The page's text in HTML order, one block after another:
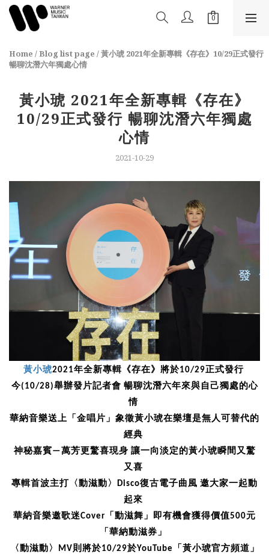
Home / Blog list page /黃小琥 2021年全新專輯《存在》10/29正式發行
暢聊沈潛六年獨處心情
黃小琥 2021年全新專輯《存在》
10/29正式發行 暢聊沈潛六年獨處
心情
2021-10-29
黃小琥2021年全新專輯《存在》將於10/29正式發行
今(10/28)舉辦發片記者會 暢聊沈潛六年來與自己獨處的心
情
華納音樂送上「金唱片」象徵黃小琥在樂壇是無人可替代的
經典
神秘嘉賓—萬芳更驚喜現身 讓一向淡定的黃小琥瞬間又驚
又喜
專輯首波主打〈動滋動〉Disco復古電子曲風 邀大家一起動
起來
華納音樂邀歌迷Cover「動滋舞」即有機會獲得價值500元
「華納動滋券」
〈動滋動〉MV則將於10/29於YouTube「黃小琥官方頻道」